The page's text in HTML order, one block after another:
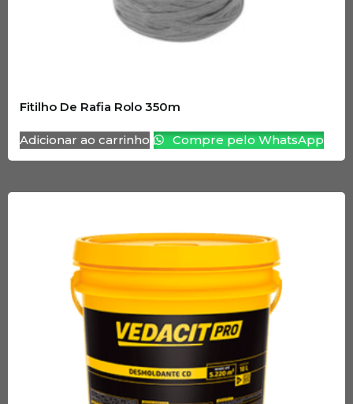
Fitilho De Rafia Rolo 350m
Adicionar ao carrinho Compre pelo WhatsApp